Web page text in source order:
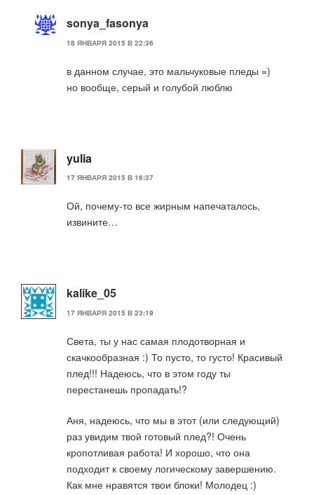
sonya_fasonya
18 ЯНВАРЯ 2015 В 22:36
в данном случае, это мальчуковые пледы =)
но вообще, серый и голубой люблю
yulia
17 ЯНВАРЯ 2015 В 16:37
Ой, почему-то все жирным напечаталось,
извините…
kalike_05
17 ЯНВАРЯ 2015 В 23:19
Света, ты у нас самая плодотворная и
скачкообразная :) То пусто, то густо! Красивый
плед!!! Надеюсь, что в этом году ты
перестанешь пропадать!?
Аня, надеюсь, что мы в этот (или следующий)
раз увидим твой готовый плед?! Очень
кропотливая работа! И хорошо, что она
подходит к своему логическому завершению.
Как мне нравятся твои блоки! Молодец :)